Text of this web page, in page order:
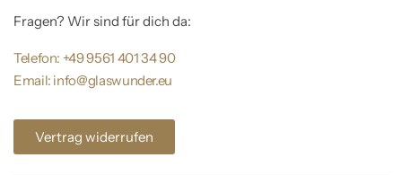
Fragen? Wir sind für dich da:
Telefon: +49 9561 401 34 90
Email: info@glaswunder.eu
Vertrag widerrufen